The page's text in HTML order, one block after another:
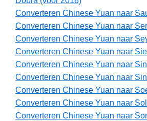
Converteren Chinese Yuan naar
Converteren Chinese Yuan naar
Converteren Chinese Yuan naar
Converteren Chinese Yuan naar
Converteren Chinese Yuan naar
Converteren Chinese Yuan naar
Converteren Chinese Yuan naar
Converteren Chinese Yuan naar
Converteren Chinese Yuan naar